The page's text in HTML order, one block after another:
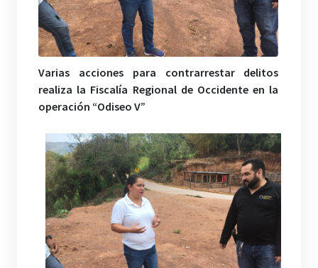
Varias acciones para contrarrestar delitos
realiza la Fiscalía Regional de Occidente en la
operación “Odiseo V”